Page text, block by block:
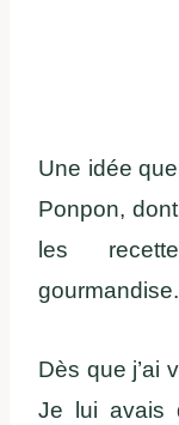
Une idée
Ponpon,
les
gourmandise.
Dès que j’ai
Je lui avais